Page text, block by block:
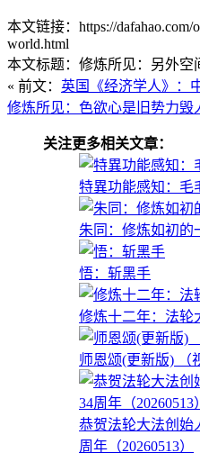
本文链接：https://dafahao.com/
world.html
本文标题：修炼所见：另外空
« 前文： 英国《经济学人》：
修炼所见：色欲心是旧势力毁
关注更多相关文章：
特異功能感知：毛
朱同：修炼如初的
悟：斩黑手
修炼十二年：法轮
师恩颂(更新版) （
恭贺法轮大法创始
周年（20260513）